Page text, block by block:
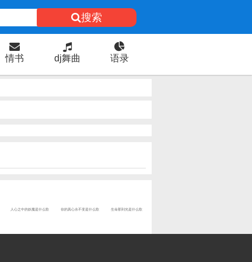
搜索
情书 dj舞曲 语录
人心之中的妖魔是什么歌 你的真心永不变是什么歌 生命那到光是什么歌